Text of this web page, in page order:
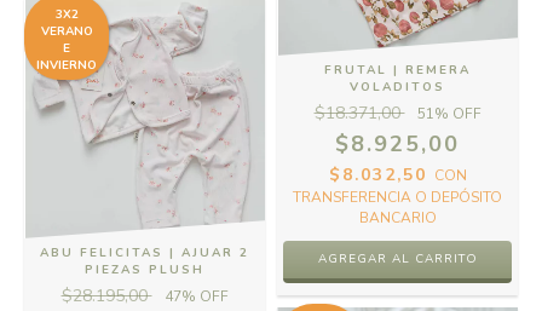
3X2
VERANO
E
INVIERNO
ABU FELICITAS | AJUAR 2
PIEZAS PLUSH
$28.195,00 47% OFF
FRUTAL | REMERA
VOLADITOS
$18.371,00 51% OFF
$8.925,00
$8.032,50 CON
TRANSFERENCIA O DEPÓSITO
BANCARIO
AGREGAR AL CARRITO